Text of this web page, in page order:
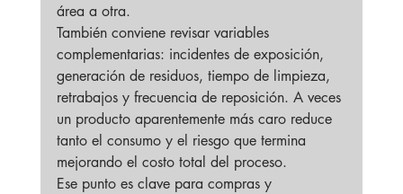
área a otra.
También conviene revisar variables
complementarias: incidentes de exposición,
generación de residuos, tiempo de limpieza,
retrabajos y frecuencia de reposición. A veces
un producto aparentemente más caro reduce
tanto el consumo y el riesgo que termina
mejorando el costo total del proceso.
Ese punto es clave para compras y